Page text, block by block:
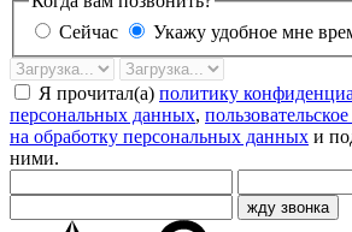
Сейчас
Укажу удобное мне
Дата
звонка
Время
Я прочитал(а) политику
персональных данных,
на обработку персональных данных и
ними.
жду звонка